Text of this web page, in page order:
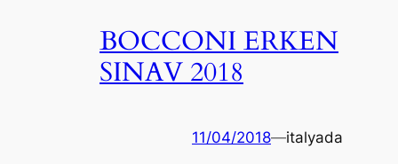
BOCCONI ERKEN
SINAV 2018
11/04/2018—italyada